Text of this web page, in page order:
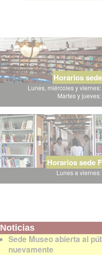
Horarios
Lunes, miércoles y viernes:
Martes y
Horarios sede
Lunes a viernes:
Noticias
Sede Museo abierta al
nuevamente